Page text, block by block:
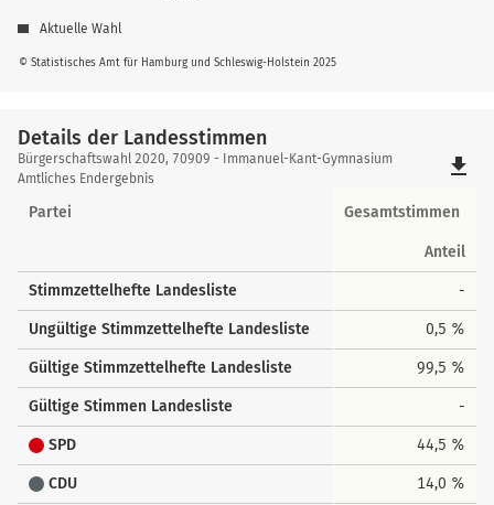
© Statistisches Amt für Hamburg und Schleswig-Holstein 2025
Aktuelle Wahl
Details der Landesstimmen
Details
der
Landesstimmen
Bürgerschaftswahl 2020, 70909 - Immanuel-Kant-Gymnasium
Amtliches Endergebnis
file_download
Partei Gesamtstimmen
Anteil
Stimmzettelhefte Landesliste -
Ungültige Stimmzettelhefte Landesliste 0,5 %
Gültige Stimmzettelhefte Landesliste 99,5 %
Gültige Stimmen Landesliste -
SPD 44,5 %
CDU 14,0 %